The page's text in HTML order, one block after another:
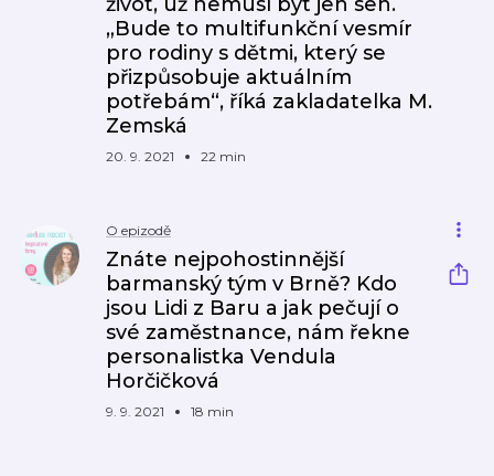
„Bude to multifunkční vesmír
pro rodiny s dětmi, který se
přizpůsobuje aktuálním
potřebám“, říká zakladatelka M.
Zemská
20. 9. 2021 22 min
O epizodě
Znáte nejpohostinnější
barmanský tým v Brně? Kdo
jsou Lidi z Baru a jak pečují o
své zaměstnance, nám řekne
personalistka Vendula
Horčičková
9. 9. 2021 18 min